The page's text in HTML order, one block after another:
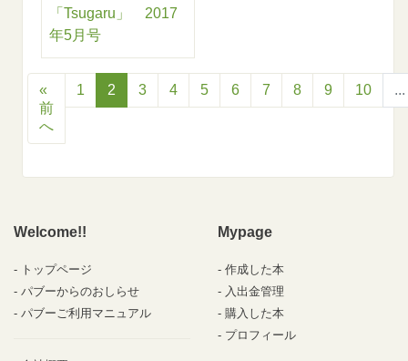
「Tsugaru」 2017
年5月号
«
前
へ
1 2 3 4 5 6 7 8 9 10 ...
Welcome!!
トップページ
パブーからのおしらせ
パブーご利用マニュアル
Mypage
作成した本
入出金管理
購入した本
プロフィール